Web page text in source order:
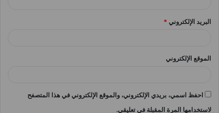
البريد الإلكتروني *
الموقع الإلكتروني
احفظ اسمي، بريدي الإلكتروني، والموقع الإلكتروني في هذا المتصفح
لاستخدامها المرة المقبلة في تعليقي.